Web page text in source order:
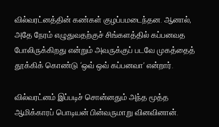
வில்வரட்னத்தின் கண்கள் குழப்பமடைந்தன. ஆனால்,
அதே நேரம் எழுதுவதற்குச் சிங்களத்தில் கப்பனவத
போலிருக்கிறது என்றும் அவருக்குப் படவே முகத்தைத்
தூக்கிக் கொண்டு ‘ஒவ் ஒவ் கப்பனவா’ என்றார்.
வில்வரட்னம் இப்படிச் சொன்னதும் அந்த மூத்த
ஆமிக்காரப் பொடியன் பின்வருமாறு வினவினான்.